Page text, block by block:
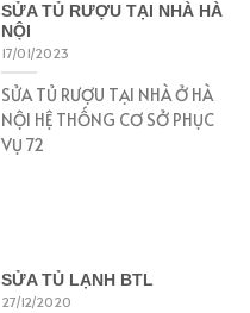
SỬA TỦ RƯỢU TẠI NHÀ HÀ
NỘI
17/01/2023
SỬA TỦ RƯỢU TẠI NHÀ Ở HÀ
NỘI HỆ THỐNG CƠ SỞ PHỤC
VỤ 72
SỬA TỦ LẠNH BTL
27/12/2020